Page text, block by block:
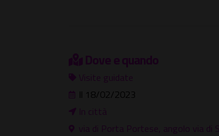
Dove e quando
Visite guidate
Il 18/02/2023
In città
via di Porta Portese, angolo via di